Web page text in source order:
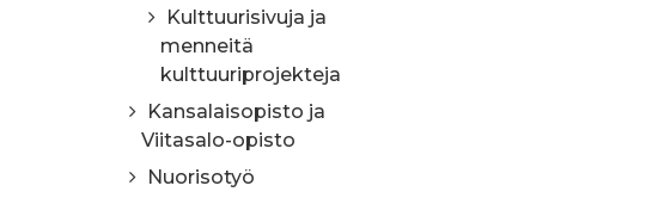
Kulttuurisivuja ja
menneitä
kulttuuriprojekteja
Kansalaisopisto ja
Viitasalo-opisto
Nuorisotyö